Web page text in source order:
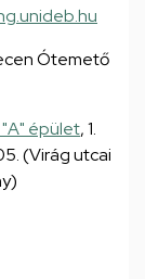
Ótemető
"A" épület, 1.
(Virág utcai